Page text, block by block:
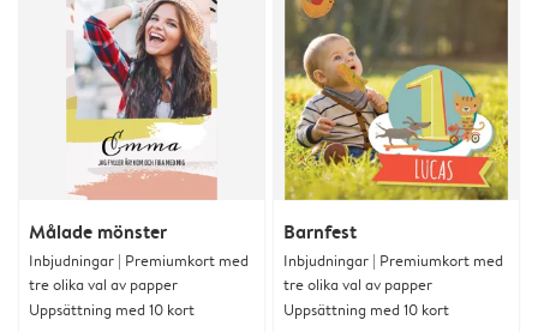
Målade mönster
Inbjudningar | Premiumkort med
tre olika val av papper
Uppsättning med 10 kort
Barnfest
Inbjudningar | Premiumkort med
tre olika val av papper
Uppsättning med 10 kort